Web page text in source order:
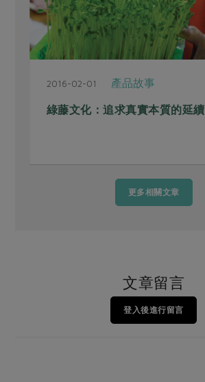
2016-02-01 產品故事
綠藤文化：追求真實本質的延續
更多相關文章
文章留言
登入後進行留言